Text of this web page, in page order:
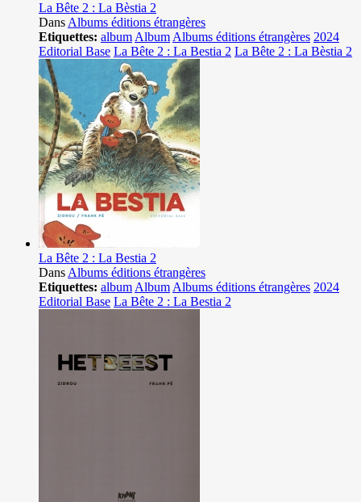
La Bête 2 : La Bèstia 2
Dans Albums éditions étrangères
Etiquettes: album Album Albums éditions étrangères 2024
Editorial Base La Bête 2 : La Bestia 2 La Bête 2 : La Bèstia 2
La Bête 2 : La Bestia 2
Dans Albums éditions étrangères
Etiquettes: album Album Albums éditions étrangères 2024
Editorial Base La Bête 2 : La Bestia 2